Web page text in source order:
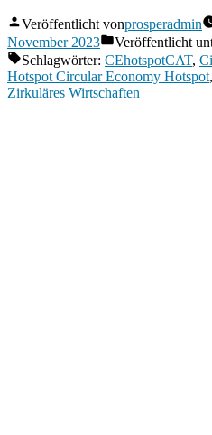
Veröffentlicht vonprosperadmin
November 2023
Veröffentlicht
Schlagwörter: CEhotspotCAT,
Hotspot Circular Economy Hotspot,
Zirkuläres Wirtschaften